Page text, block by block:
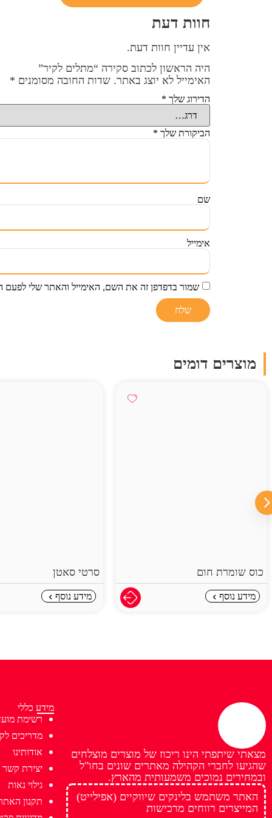
חוות דעת
אין עדיין חוות דעת.
היה הראשון לכתוב סקירה “מתלים לקיר”
האימייל לא יוצג באתר. שדות החובה מסומנים *
הדירוג שלך *
הביקורת שלך *
שם
אימייל
שמור בדפדפן זה את השם, האימייל והאתר שלי לפעם
מוצרים דומים
כוס שומרת חום
מידע נוסף
סרטי סאטן
מידע נוסף
מצאתי שיתפתי הינו ריכוז של מוצרים מוצלחים
שהגיעו לחברי הקהילה מאתרים שונים בחו"ל
ובמחירים נמוכים משמעותית מהארץ.
האתר משתמש בלינקים שיווקיים (אפילייט)
המייצרים רווחים מרכישות
מידע כללי
רשימת
מדריכים
אודותינו
יצירת קשר
גילוי נאות
תקנון